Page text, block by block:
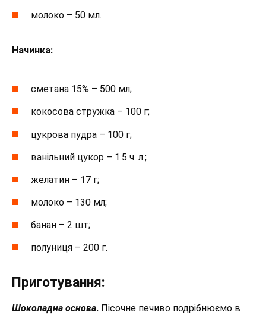
молоко – 50 мл.
Начинка:
сметана 15% – 500 мл;
кокосова стружка – 100 г;
цукрова пудра – 100 г;
ванільний цукор – 1.5 ч. л.;
желатин – 17 г;
молоко – 130 мл;
банан – 2 шт;
полуниця – 200 г.
Приготування:
Шоколадна основа. Пісочне печиво подрібнюємо в